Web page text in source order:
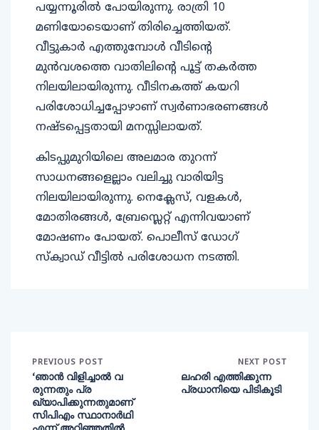
പയ്യന്നൂരില്‍ പോയിരുന്നു. രാത്രി 10
മണിയോടെയാണ് തിരിച്ചെത്തിയത്.
വീട്ടുകാര്‍ എത്തുമ്പോള്‍ വീടിന്റെ
മുന്‍വശത്തെ വാതിലിന്റെ പൂട്ട് തകര്‍ത്ത
നിലയിലായിരുന്നു. വീടിനകത്ത് കയറി
പരിശോധിച്ചപ്പോഴാണ് സ്വര്‍ണാഭരണങ്ങള്‍
നഷ്ടപ്പെട്ടതായി മനസ്സിലായത്.
കിടപ്പുമുറിയിലെ അലമാര തുറന്ന്
സാധനങ്ങളെല്ലാം വലിച്ചു വാരിയിട്ട
നിലയിലായിരുന്നു. നെക്ലേസ്, വളകള്‍,
മോതിരങ്ങള്‍, ബ്രേസ്ലെറ്റ് എന്നിവയാണ്
മോഷണം പോയത്. പൊലീസ് ഡോഗ്
സ്‌ക്വാഡ് വീട്ടില്‍ പരിശോധന നടത്തി.
PREVIOUS POST
‘ഞാന്‍ വിളിച്ചാല്‍ വ
രുന്നതും പ്ര
ഖ്യാപിക്കുന്നതുമാണ്
സിപിഎം സ്ഥാനാര്‍ഥി
NEXT POST
ലഹരി എത്തിക്കുന്ന
പ്രധാനിയെ പിടികൂടി